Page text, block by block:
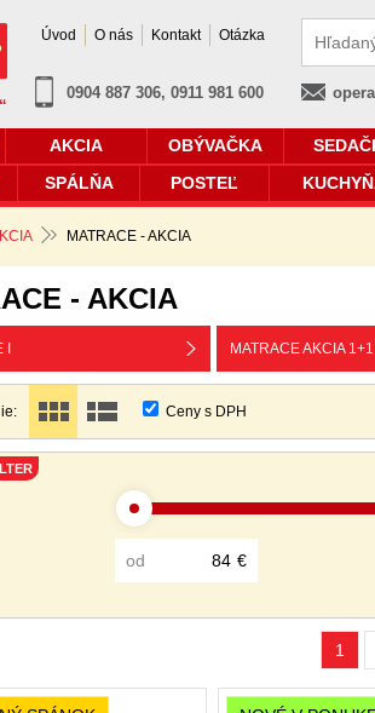
0904 887 306, 0911 981 600
MATRACE - AKCIA
- AKCIA
MATRACE AKCIA 1+1
Ceny s DPH
od €
1
AKCIA OBÝVAČKA
SPÁLŇA POSTEĽ
Úvod O nás Kontakt Otázka